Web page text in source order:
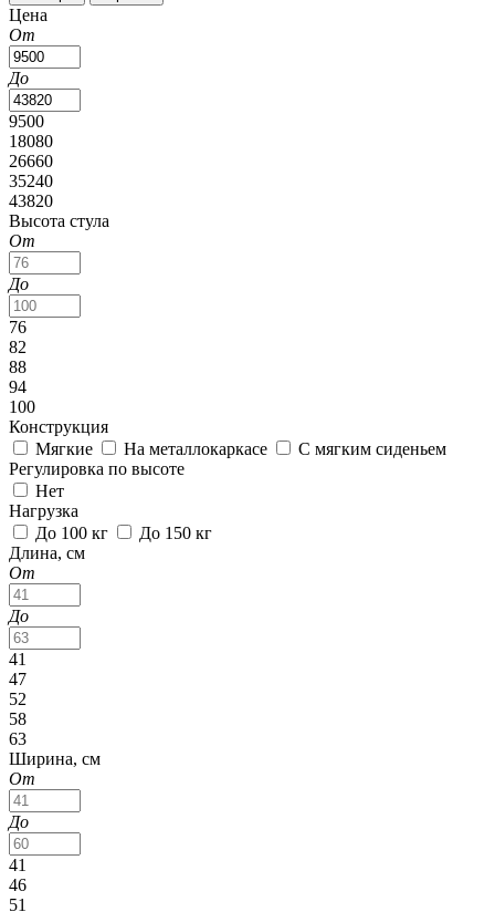
Цена
От
До
9500
18080
26660
35240
43820
Высота стула
От
До
76
82
88
94
100
Конструкция
Мягкие
На металлокаркасе
С мягким сиденьем
Регулировка по высоте
Нет
Нагрузка
До 100 кг
До 150 кг
Длина, см
От
До
41
47
52
58
63
Ширина, см
От
До
41
46
51